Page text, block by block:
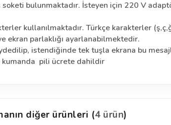
bulunmaktadır. İsteyen için 220 V
kullanılmaktadır. Türkçe karakterler
ekran parlaklığı ayarlanabilmektedir.
istendiğinde tek tuşla ekrana bu
kumanda pili ücrete dahildir
diğer ürünleri (4 ürün)